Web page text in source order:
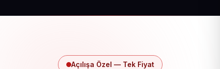
Açılışa Özel — Tek Fiyat